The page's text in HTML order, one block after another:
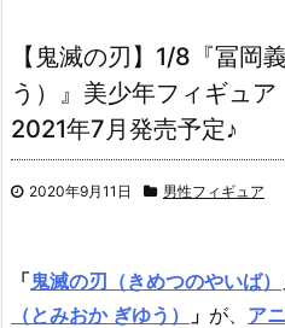
【鬼滅の刃】1/8『冨岡
う）』美少年フィギュア
2021年7月発売予定♪
2020年9月11日 男性フィギュア
「鬼滅の刃（きめつのやいば）
（とみおか ぎゆう）
」 が、 ア